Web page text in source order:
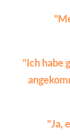
"Ich habe
"Ja,